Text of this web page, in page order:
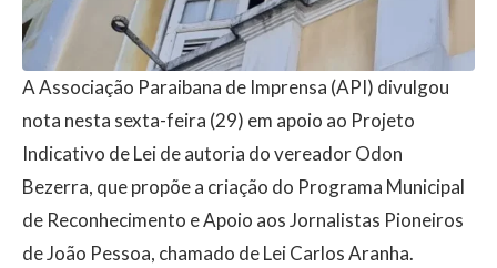
A Associação Paraibana de Imprensa (API) divulgou
nota nesta sexta-feira (29) em apoio ao Projeto
Indicativo de Lei de autoria do vereador Odon
Bezerra, que propõe a criação do Programa Municipal
de Reconhecimento e Apoio aos Jornalistas Pioneiros
de João Pessoa, chamado de Lei Carlos Aranha.